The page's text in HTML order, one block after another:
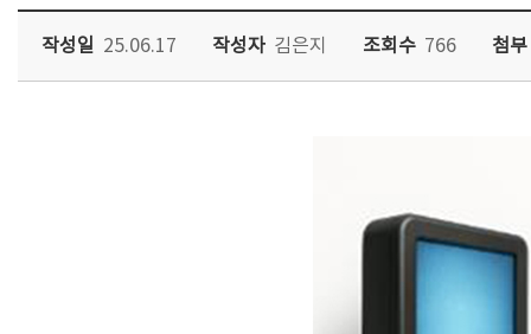
작성일 25.06.17 작성자 김은지 조회수 766 첨부